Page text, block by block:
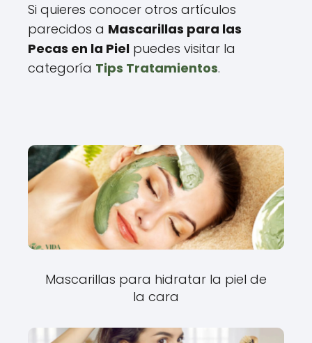
Si quieres conocer otros artículos
parecidos a Mascarillas para las
Pecas en la Piel puedes visitar la
categoría Tips Tratamientos.
Mascarillas para hidratar la piel de
la cara